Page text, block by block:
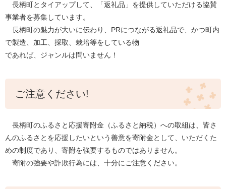
長柄町とタイアップして、「返礼品」を提供していただける協賛
事業者を募集しています。
長柄町の魅力が大いに伝わり、PRにつながる返礼品で、かつ町内
で製造、加工、採取、栽培等をしている物
であれば、ジャンルは問いません！
ご注意ください!
長柄町のふるさと応援寄附金（ふるさと納税）への取組は、皆さ
んのふるさとを応援したいという善意を寄附金として、いただくた
めの制度であり、寄附を強要するものではありません。
寄附の強要や詐欺行為には、十分にご注意ください。